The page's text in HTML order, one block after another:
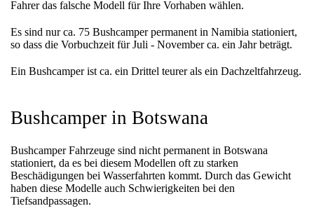
Fahrer das falsche Modell für Ihre Vorhaben wählen.
Es sind nur ca. 75 Bushcamper permanent in Namibia stationiert,
so dass die Vorbuchzeit für Juli - November ca. ein Jahr beträgt.
Ein Bushcamper ist ca. ein Drittel teurer als ein Dachzeltfahrzeug.
Bushcamper in Botswana
Bushcamper Fahrzeuge sind nicht permanent in Botswana
stationiert, da es bei diesem Modellen oft zu starken
Beschädigungen bei Wasserfahrten kommt. Durch das Gewicht
haben diese Modelle auch Schwierigkeiten bei den
Tiefsandpassagen.